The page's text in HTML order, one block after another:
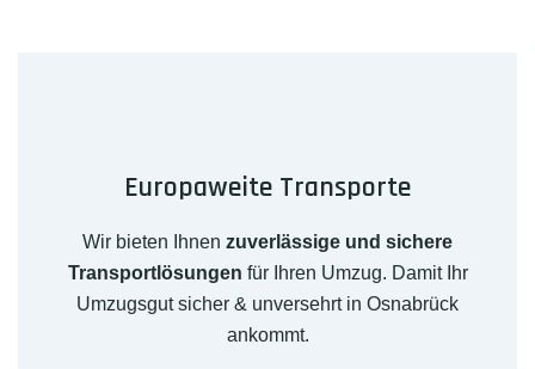
Europaweite Transporte
Wir bieten Ihnen zuverlässige und sichere
Transportlösungen für Ihren Umzug. Damit Ihr
Umzugsgut sicher & unversehrt in Osnabrück
ankommt.